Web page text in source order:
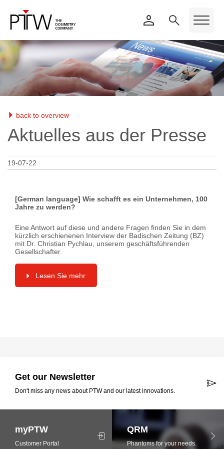
back to overview
Aktuelles aus der Presse
19-07-22
[German language] Wie schafft es ein Unternehmen, 100
Jahre zu werden?
Eine Antwort auf diese und andere Fragen finden Sie in dem
kürzlich erschienenen Interview der Badischen Zeitung (BZ)
mit Dr. Christian Pychlau, unserem geschäftsführenden
Gesellschafter.
Lesen Sie mehr
Get our Newsletter
Don't miss any news about PTW and our latest innovations.
myPTW
Customer Portal
QRM
Phantoms for your needs.